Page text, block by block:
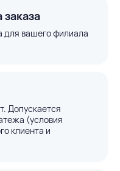
для вашего филиала
Допускается
(условия
клиента и